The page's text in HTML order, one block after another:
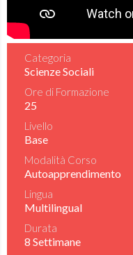
Categoria
Scienze Sociali
Ore di Formazione
25
Livello
Base
Modalità Corso
Autoapprendimento
Lingua
Multilingual
Durata
8 Settimane